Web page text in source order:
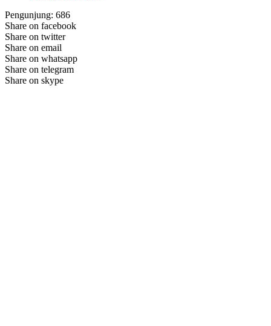
Pengunjung: 686
Share on facebook
Share on twitter
Share on email
Share on whatsapp
Share on telegram
Share on skype